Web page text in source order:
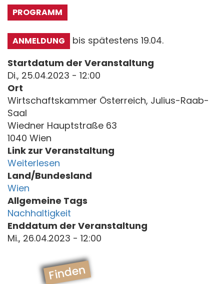
PROGRAMM
ANMELDUNG
bis spätestens 19.04.
Startdatum der Veranstaltung
Di., 25.04.2023 - 12:00
Ort
Wirtschaftskammer Österreich, Julius-Raab-
Saal
Wiedner Hauptstraße 63
1040 Wien
Link zur Veranstaltung
Weiterlesen
Land/Bundesland
Wien
Allgemeine Tags
Nachhaltigkeit
Enddatum der Veranstaltung
Mi., 26.04.2023 - 12:00
Finden